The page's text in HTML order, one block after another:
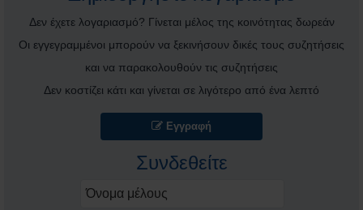
Δεν έχετε λογαριασμό? Γίνεται μέλος της κοινότητας δωρεάν
Οι εγγεγραμμένοι μπορούν να ξεκινήσουν δικές τους συζητήσεις
και να παρακολουθούν τις συζητήσεις
Δεν κοστίζει κάτι και γίνεται σε λιγότερο από ένα λεπτό
Εγγραφή
Συνδεθείτε